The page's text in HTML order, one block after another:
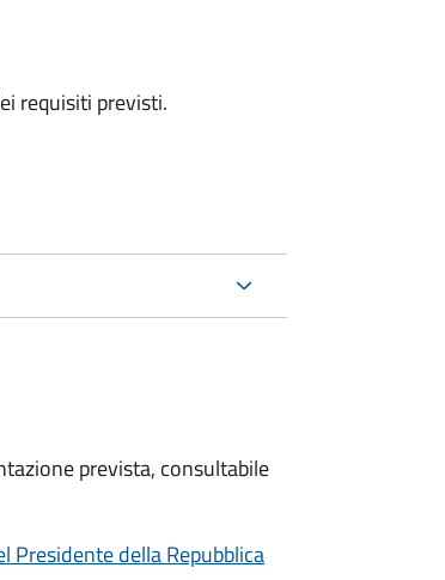
requisiti previsti.
prevista, consultabile
Presidente della Repubblica